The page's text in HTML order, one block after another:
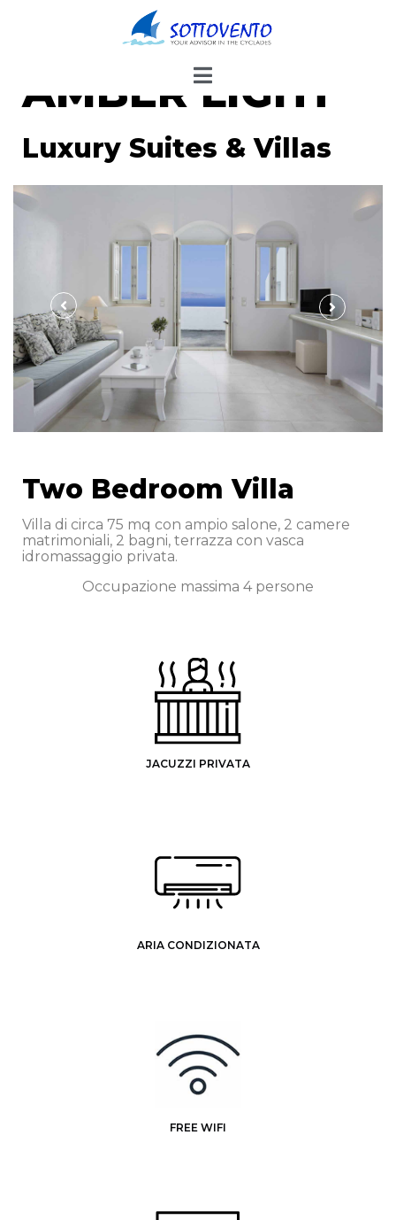
AMBER LIGHT
Luxury Suites​ & Villas
Two Bedroom Villa
Villa di circa 75 mq con ampio salone, 2 camere
matrimoniali, 2 bagni, terrazza con vasca
idromassaggio privata.
Occupazione massima 4 persone
JACUZZI PRIVATA
ARIA CONDIZIONATA
FREE WIFI